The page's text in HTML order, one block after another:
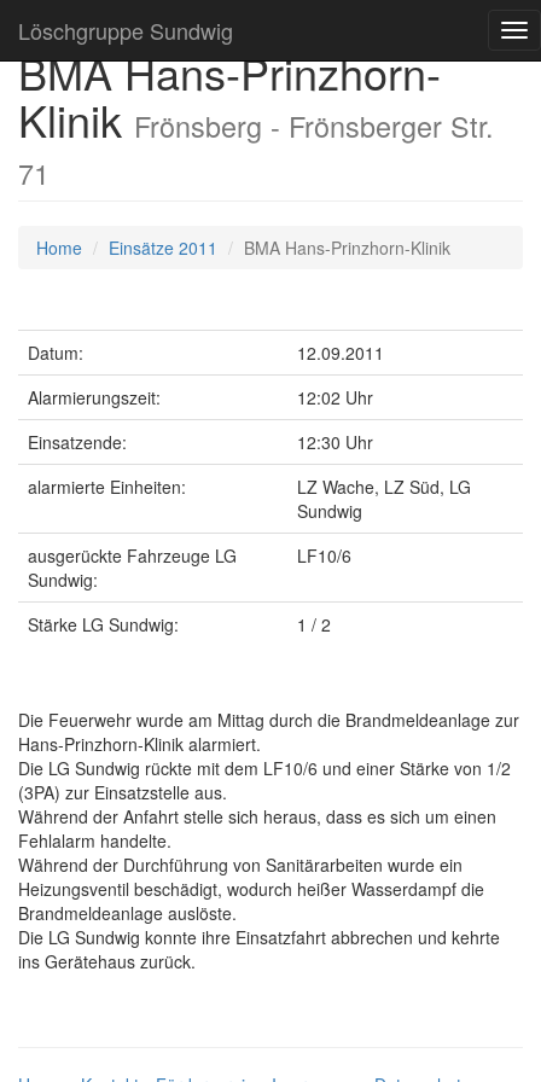
Löschgruppe Sundwig
BMA Hans-Prinzhorn-
Klinik Frönsberg - Frönsberger Str.
71
Home Einsätze 2011 BMA Hans-Prinzhorn-Klinik
Datum:
12.09.2011
Alarmierungszeit:
12:02 Uhr
Einsatzende:
12:30 Uhr
alarmierte Einheiten:
LZ Wache, LZ Süd, LG
Sundwig
ausgerückte Fahrzeuge LG
Sundwig:
LF10/6
Stärke LG Sundwig: 1 / 2
Die Feuerwehr wurde am Mittag durch die Brandmeldeanlage zur
Hans-Prinzhorn-Klinik alarmiert.
Die LG Sundwig rückte mit dem LF10/6 und einer Stärke von 1/2
(3PA) zur Einsatzstelle aus.
Während der Anfahrt stelle sich heraus, dass es sich um einen
Fehlalarm handelte.
Während der Durchführung von Sanitärarbeiten wurde ein
Heizungsventil beschädigt, wodurch heißer Wasserdampf die
Brandmeldeanlage auslöste.
Die LG Sundwig konnte ihre Einsatzfahrt abbrechen und kehrte
ins Gerätehaus zurück.